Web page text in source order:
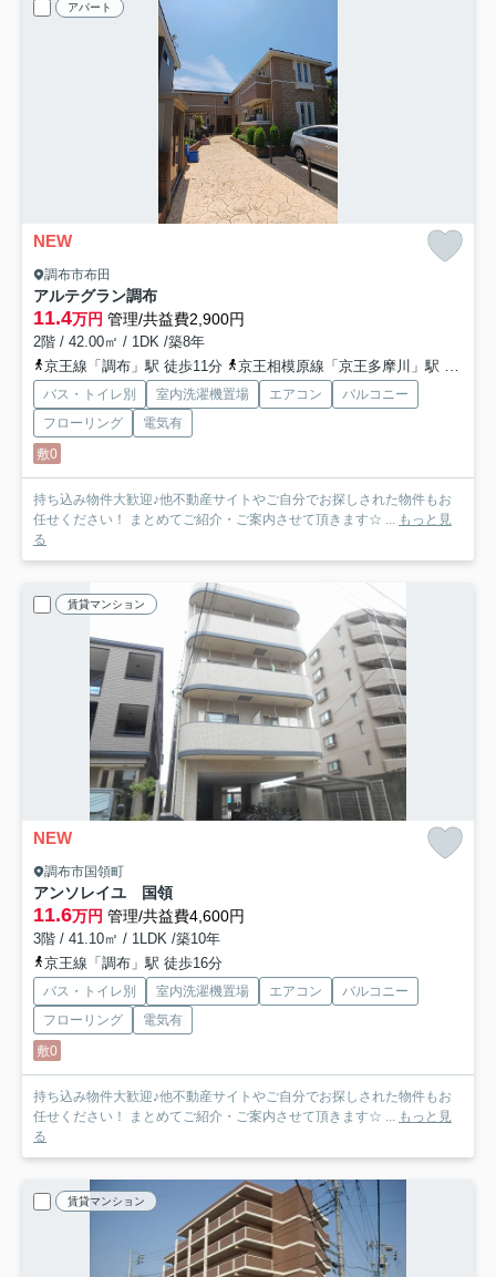
アパート
NEW
調布市布田
アルテグラン調布
11.4万円 管理/共益費2,900円
2階 / 42.00㎡ / 1DK /築8年
京王線「調布」駅 徒歩11分
京王相模原線「京王多摩川」駅 徒歩7分
バス・トイレ別 室内洗濯機置場 エアコン
バルコニー
フローリング
電気有
敷0
持ち込み物件大歓迎♪他不動産サイトやご自分でお探しされた物件もお
任せください！ まとめてご紹介・ご案内させて頂きます☆ ... もっと見
る
賃貸マンション
NEW
調布市国領町
アンソレイユ 国領
11.6万円 管理/共益費4,600円
3階 / 41.10㎡ / 1LDK /築10年
京王線「調布」駅 徒歩16分
バス・トイレ別 室内洗濯機置場 エアコン
バルコニー
フローリング
電気有
敷0
持ち込み物件大歓迎♪他不動産サイトやご自分でお探しされた物件もお
任せください！ まとめてご紹介・ご案内させて頂きます☆ ... もっと見
る
賃貸マンション